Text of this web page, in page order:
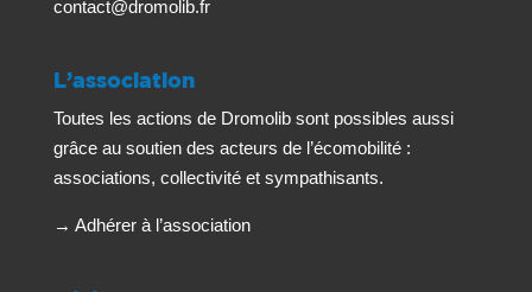
contact@dromolib.fr
L’association
Toutes les actions de Dromolib sont possibles aussi
grâce au soutien des acteurs de l’écomobilité :
associations, collectivité et sympathisants.
→ Adhérer à l’association